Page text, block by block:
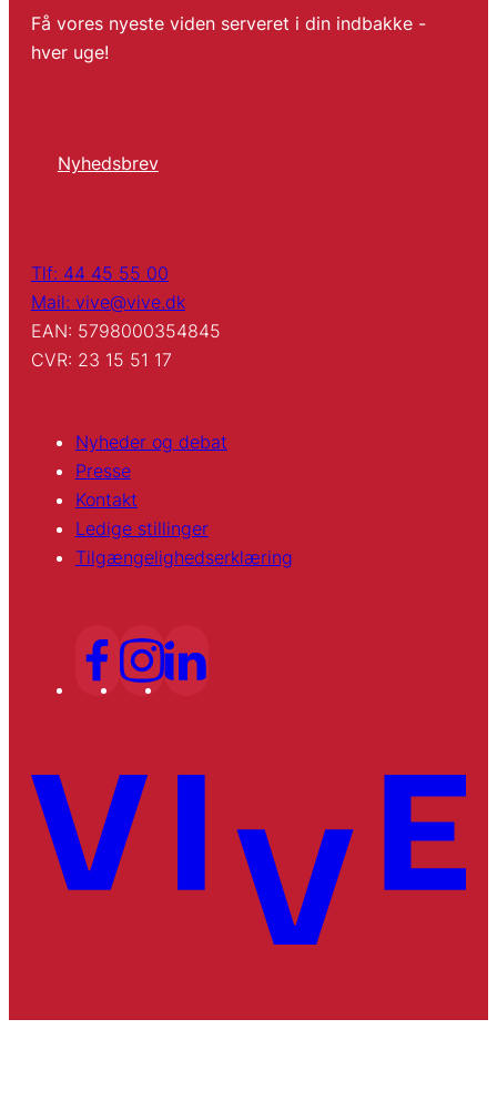
Få vores nyeste viden serveret i din indbakke -
hver uge!
Nyhedsbrev
Tlf: 44 45 55 00
Mail: vive@vive.dk
EAN: 5798000354845
CVR: 23 15 51 17
Nyheder og debat
Presse
Kontakt
Ledige stillinger
Tilgængelighedserklæring